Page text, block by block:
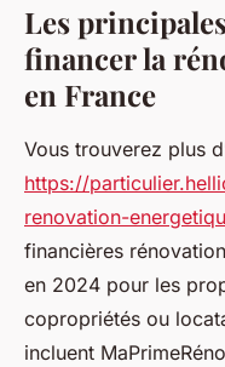
Les
financer la
en France
Vous trouverez plus
https://
renovation-
financières
en 2024 pour les
copropriétés ou
incluent